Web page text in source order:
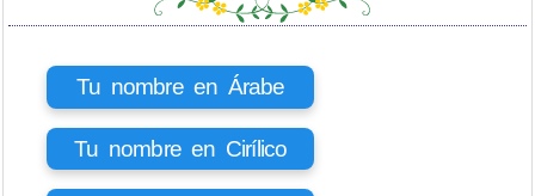
Tu nombre en Árabe
Tu nombre en Cirílico